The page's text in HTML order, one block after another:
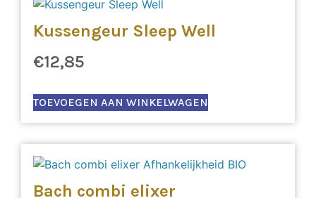
Kussengeur Sleep Well
€12,85
TOEVOEGEN AAN WINKELWAGEN
Bach combi elixer